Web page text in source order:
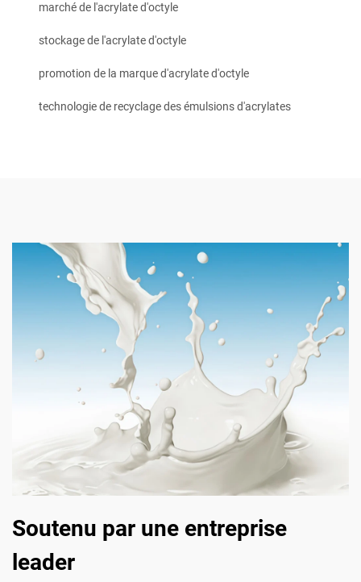
marché de l'acrylate d'octyle
stockage de l'acrylate d'octyle
promotion de la marque d'acrylate d'octyle
technologie de recyclage des émulsions d'acrylates
Soutenu par une entreprise
leader